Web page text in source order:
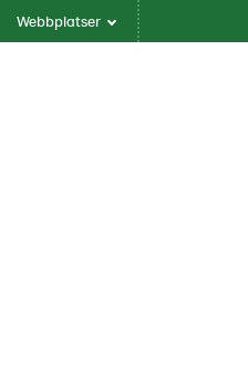
Webbplatser